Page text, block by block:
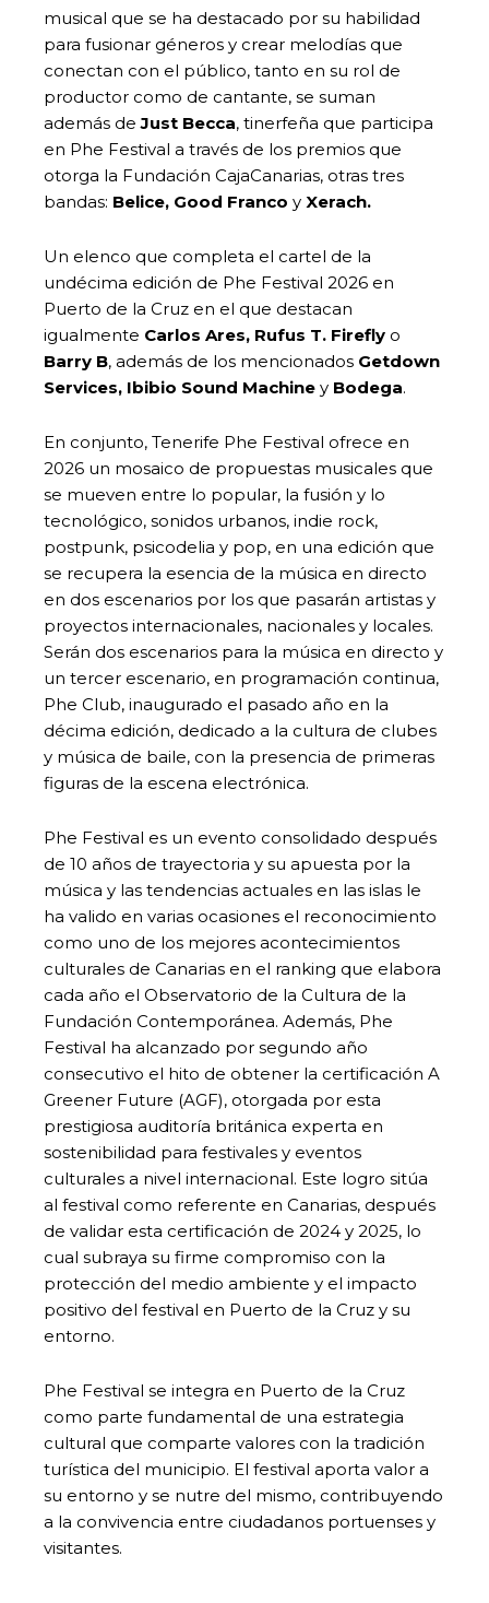
musical que se ha destacado por su habilidad
para fusionar géneros y crear melodías que
conectan con el público, tanto en su rol de
productor como de cantante, se suman
además deJust Becca, tinerfeña que participa
en Phe Festival a través de los premios que
otorga la Fundación CajaCanarias, otras tres
bandas: Belice, Good Franco y Xerach.
Un elenco que completa el cartel de la
undécima edición de Phe Festival 2026 en
Puerto de la Cruz en el que destacan
igualmente Carlos Ares, Rufus T. Firefly o
Barry B, además de los mencionados Getdown
Services, Ibibio Sound Machine y Bodega.
En conjunto, Tenerife Phe Festival ofrece en
2026 un mosaico de propuestas musicales que
se mueven entre lo popular, la fusión y lo
tecnológico, sonidos urbanos, indie rock,
postpunk, psicodelia y pop, en una edición que
se recupera la esencia de la música en directo
en dos escenarios por los que pasarán artistas y
proyectos internacionales, nacionales y locales.
Serán dos escenarios para la música en directo y
un tercer escenario, en programación continua,
Phe Club, inaugurado el pasado año en la
décima edición, dedicado a la cultura de clubes
y música de baile, con la presencia de primeras
figuras de la escena electrónica.
Phe Festival es un evento consolidado después
de 10 años de trayectoria y su apuesta por la
música y las tendencias actuales en las islas le
ha valido en varias ocasiones el reconocimiento
como uno de los mejores acontecimientos
culturales de Canarias en el ranking que elabora
cada año el Observatorio de la Cultura de la
Fundación Contemporánea. Además, Phe
Festival ha alcanzado por segundo año
consecutivo el hito de obtener la certificación A
Greener Future (AGF), otorgada por esta
prestigiosa auditoría británica experta en
sostenibilidad para festivales y eventos
culturales a nivel internacional. Este logro sitúa
al festival como referente en Canarias, después
de validar esta certificación de 2024 y 2025, lo
cual subraya su firme compromiso con la
protección del medio ambiente y el impacto
positivo del festival en Puerto de la Cruz y su
entorno.
Phe Festival se integra en Puerto de la Cruz
como parte fundamental de una estrategia
cultural que comparte valores con la tradición
turística del municipio. El festival aporta valor a
su entorno y se nutre del mismo, contribuyendo
a la convivencia entre ciudadanos portuenses y
visitantes.